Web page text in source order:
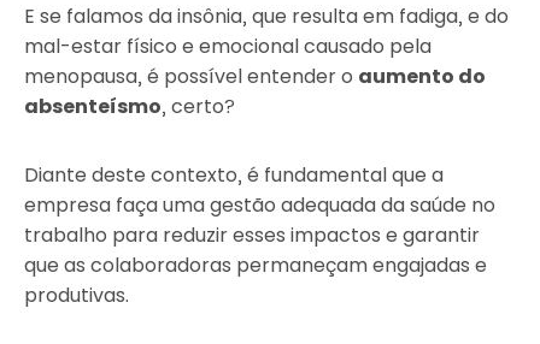
E se falamos da insônia, que resulta em fadiga, e do
mal-estar físico e emocional causado pela
menopausa, é possível entender o aumento do
absenteísmo, certo?
Diante deste contexto, é fundamental que a
empresa faça uma gestão adequada da saúde no
trabalho para reduzir esses impactos e garantir
que as colaboradoras permaneçam engajadas e
produtivas.